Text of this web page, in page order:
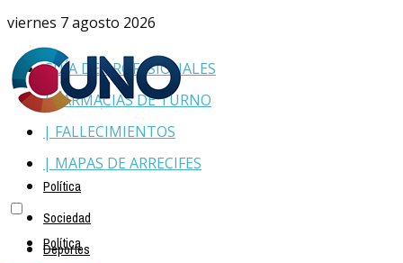
viernes 7 agosto 2026
GUÍA DE PROFESIONALES
| FARMACIAS DE TURNO
| FALLECIMIENTOS
| MAPAS DE ARRECIFES
Política
Sociedad
Deportes
Política